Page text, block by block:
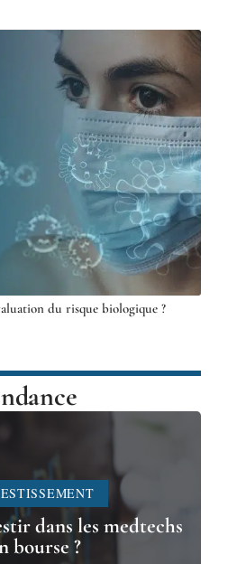
du risque biologique ?
dans les medtechs
bourse ?